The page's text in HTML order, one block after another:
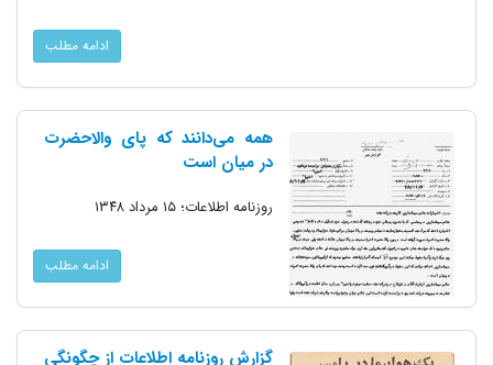
ادامه مطلب
همه می‌دانند که پای والاحضرت
در میان است
روزنامه اطلاعات؛ ۱۵ مرداد ۱۳۴۸
ادامه مطلب
گزارش روزنامه اطلاعات از چگونگی